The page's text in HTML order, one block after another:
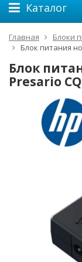
Каталог
Главная Блоки
Блок питания
Блок
Presario